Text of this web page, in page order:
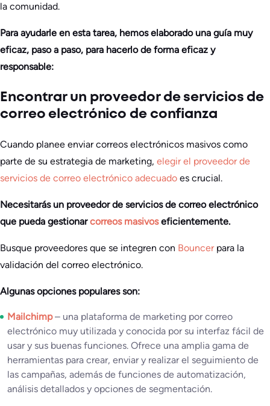
la comunidad.
Para ayudarle en esta tarea, hemos elaborado una guía muy
eficaz, paso a paso, para hacerlo de forma eficaz y
responsable:
Encontrar un proveedor de servicios de
correo electrónico de confianza
Cuando planee enviar correos electrónicos masivos como
parte de su estrategia de marketing, elegir el proveedor de
servicios de correo electrónico adecuado es crucial.
Necesitarás un proveedor de servicios de correo electrónico
que pueda gestionarcorreos masivoseficientemente.
Busque proveedores que se integren con Bouncer para la
validación del correo electrónico.
Algunas opciones populares son:
Mailchimp– una plataforma de marketing por correo
electrónico muy utilizada y conocida por su interfaz fácil de
usar y sus buenas funciones. Ofrece una amplia gama de
herramientas para crear, enviar y realizar el seguimiento de
las campañas, además de funciones de automatización,
análisis detallados y opciones de segmentación.